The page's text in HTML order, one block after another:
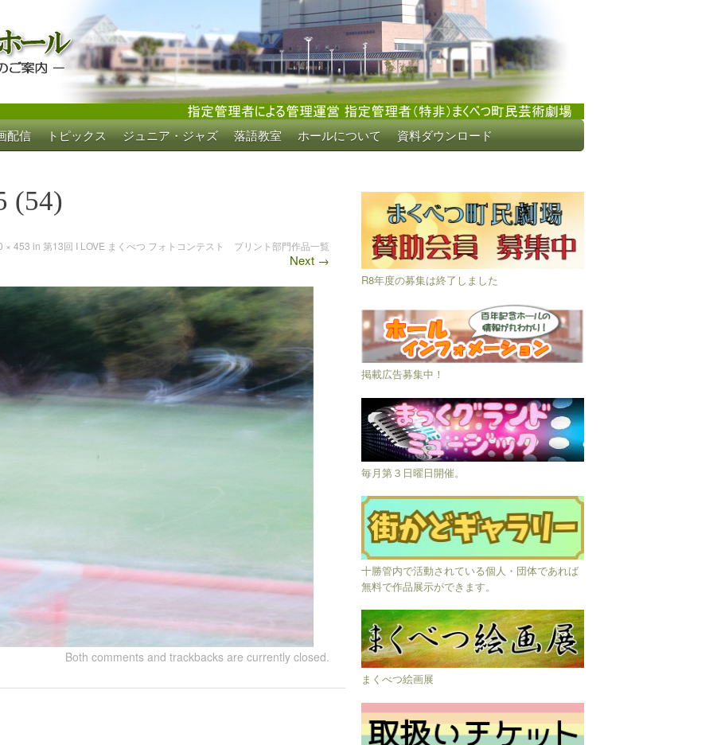
ール
配信 トピックス ジュニア・ジャズ 落語教室 ホールについて 資料ダウンロード
(54)
× 453 in 第13回 I LOVE まくべつ フォトコンテスト プリント部門作品一覧
Next →
Both comments and trackbacks are currently closed.
R8年度の募集は終了しました
掲載広告募集中！
毎月第３日曜日開催。
十勝管内で活動されている個人・団体であれば
無料で作品展示ができます。
まくべつ絵画展